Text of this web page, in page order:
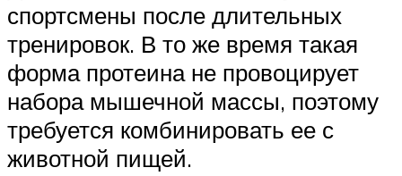
спортсмены после длительных
тренировок. В то же время такая
форма протеина не провоцирует
набора мышечной массы, поэтому
требуется комбинировать ее с
животной пищей.